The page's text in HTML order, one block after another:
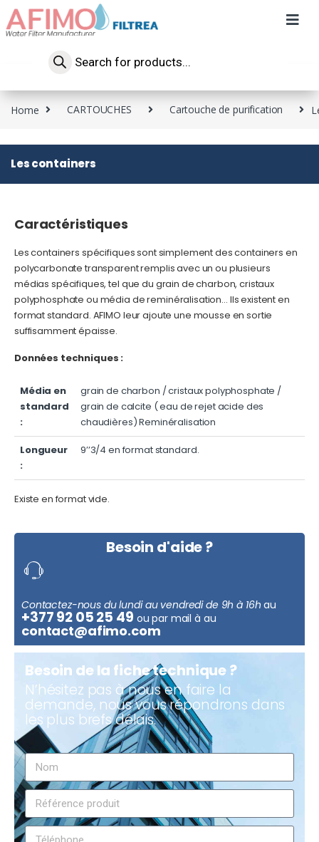
Home CARTOUCHES Cartouche de purification
Les containers
Caractéristiques
Les containers spécifiques sont simplement des containers en
polycarbonate transparent remplis avec un ou plusieurs
médias spécifiques, tel que du grain de charbon, cristaux
polyphosphate ou média de reminéralisation… Ils existent en
format standard. AFIMO leur ajoute une mousse en sortie
suffisamment épaisse.
Données techniques :
Média en
standard
:
grain de charbon / cristaux polyphosphate /
grain de calcite ( eau de rejet acide des
chaudières) Reminéralisation
Longueur
:
9’’3/4 en format standard.
Existe en format vide.
Besoin d'aide ?
Contactez-nous du lundi au vendredi de 9h à 16h au
+377 92 05 25 49 ou par mail à au
contact@afimo.com
Besoin de la fiche technique ?
N’hésitez pas à nous en faire la
demande, nous vous répondrons dans
les plus brefs délais.